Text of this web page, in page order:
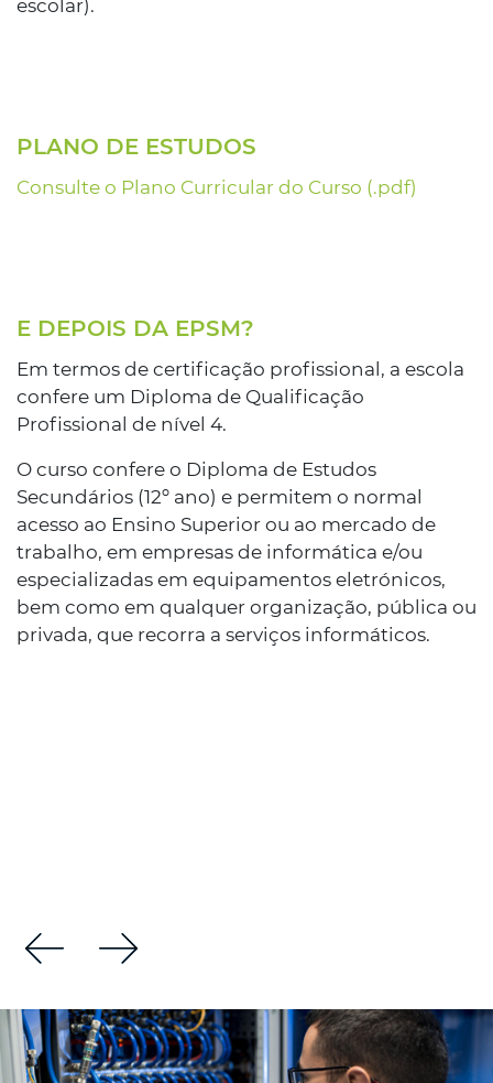
escolar).
PLANO DE ESTUDOS
Consulte o Plano Curricular do Curso (.pdf)
E DEPOIS DA EPSM?
Em termos de certificação profissional, a escola
confere um Diploma de Qualificação
Profissional de nível 4.
O curso confere o Diploma de Estudos
Secundários (12º ano) e permitem o normal
acesso ao Ensino Superior ou ao mercado de
trabalho, em empresas de informática e/ou
especializadas em equipamentos eletrónicos,
bem como em qualquer organização, pública ou
privada, que recorra a serviços informáticos.